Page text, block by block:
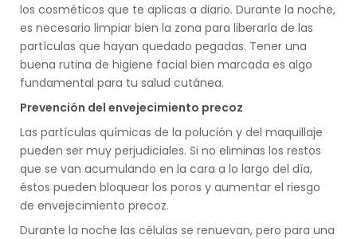
los cosméticos que te aplicas a diario. Durante la noche,
es necesario limpiar bien la zona para liberarla de las
partículas que hayan quedado pegadas. Tener una
buena rutina de higiene facial bien marcada es algo
fundamental para tu salud cutánea.
Prevención del envejecimiento precoz
Las partículas químicas de la polución y del maquillaje
pueden ser muy perjudiciales. Si no eliminas los restos
que se van acumulando en la cara a lo largo del día,
éstos pueden bloquear los poros y aumentar el riesgo
de envejecimiento precoz.
Durante la noche las células se renuevan, pero para una